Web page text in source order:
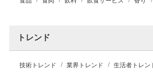
トレンド
技術トレンド 業界トレンド 生活者トレン